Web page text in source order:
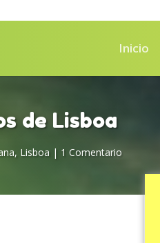
Inicio
de Lisboa
, Lisboa | 1 Comentario